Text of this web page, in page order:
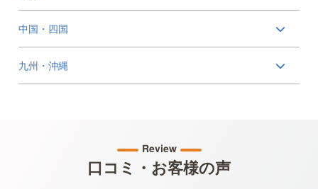
中国・四国
九州・沖縄
Review
口コミ・お客様の声